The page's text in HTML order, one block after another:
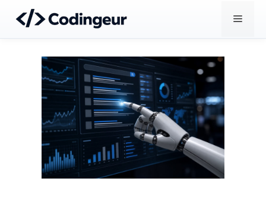
contenu
Menu